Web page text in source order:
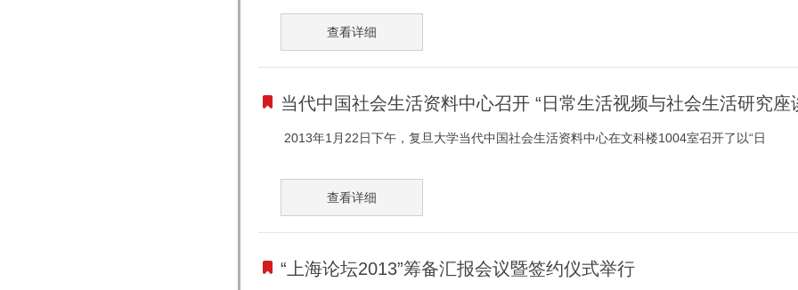
查看详细
当代中国社会生活资料中心召开 “日常生活视频与社会生活研究座
2013年1月22日下午，复旦大学当代中国社会生活资料中心在文科楼1004室召开了以“日
查看详细
“上海论坛2013”筹备汇报会议暨签约仪式举行